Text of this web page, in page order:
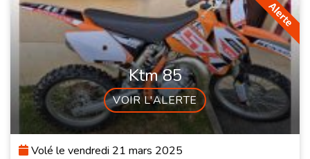
Ktm 85
VOIR L'ALERTE
Volé le vendredi 21 mars 2025